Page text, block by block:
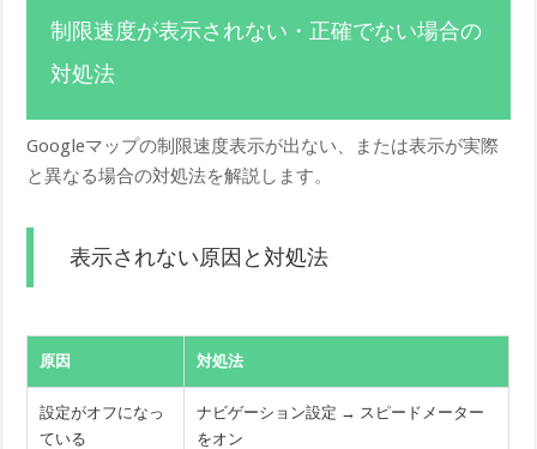
制限速度が表示されない・正確でない場合の
対処法
Googleマップの制限速度表示が出ない、または表示が実際
と異なる場合の対処法を解説します。
表示されない原因と対処法
原因 対処法
設定がオフになっ
ている
ナビゲーション設定 → スピードメーター
をオン